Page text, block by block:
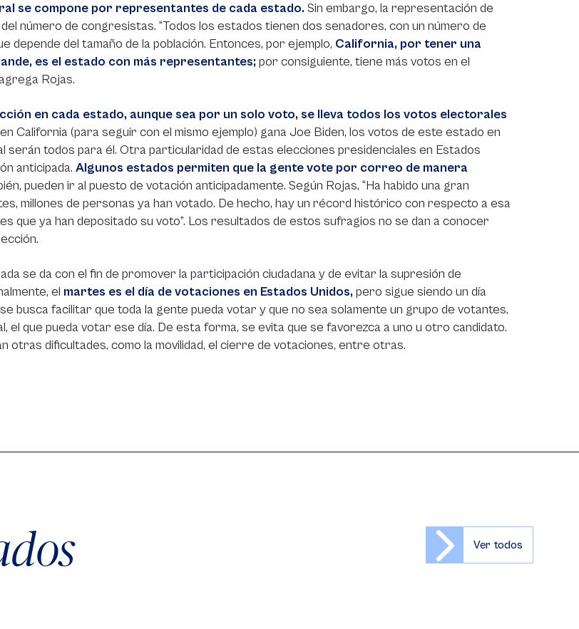
se compone por representantes de cada estado. Sin embargo, la representación de
número de congresistas. “Todos los estados tienen dos senadores, con un número de
depende del tamaño de la población. Entonces, por ejemplo, California, por tener una
es el estado con más representantes; por consiguiente, tiene más votos en el
Rojas.
en cada estado, aunque sea por un solo voto, se lleva todos los votos electorales
California (para seguir con el mismo ejemplo) gana Joe Biden, los votos de este estado en
serán todos para él. Otra particularidad de estas elecciones presidenciales en Estados
anticipada. Algunos estados permiten que la gente vote por correo de manera
pueden ir al puesto de votación anticipadamente. Según Rojas, “Ha habido una gran
millones de personas ya han votado. De hecho, hay un récord histórico con respecto a esa
que ya han depositado su voto”. Los resultados de estos sufragios no se dan a conocer
se da con el fin de promover la participación ciudadana y de evitar la supresión de
el martes es el día de votaciones en Estados Unidos, pero sigue siendo un día
busca facilitar que toda la gente pueda votar y que no sea solamente un grupo de votantes,
el que pueda votar ese día. De esta forma, se evita que se favorezca a uno u otro candidato.
otras dificultades, como la movilidad, el cierre de votaciones, entre otras.
Ver todos